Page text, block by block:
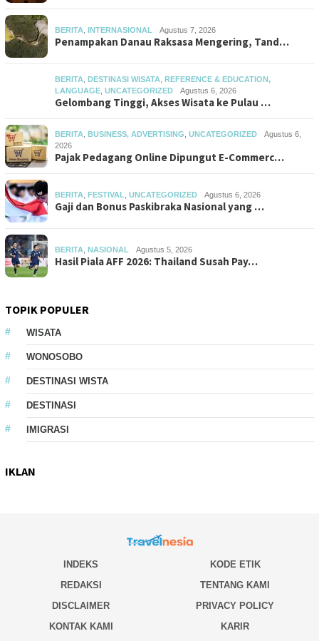
BERITA INTERNASIONAL Agustus 7, 2026
Penampakan Danau Raksasa Mengering, Tand…
BERITA DESTINASI WISATA REFERENCE & EDUCATION,
LANGUAGE UNCATEGORIZED Agustus 6, 2026
Gelombang Tinggi, Akses Wisata ke Pulau …
BERITA BUSINESS, ADVERTISING UNCATEGORIZED
Agustus 6,
2026
Pajak Pedagang Online Dipungut E-Commerc…
BERITA FESTIVAL UNCATEGORIZED Agustus 6, 2026
Gaji dan Bonus Paskibraka Nasional yang …
BERITA NASIONAL Agustus 5, 2026
Hasil Piala AFF 2026: Thailand Susah Pay…
TOPIK POPULER
WISATA
WONOSOBO
DESTINASI WISTA
DESTINASI
IMIGRASI
IKLAN
INDEKS
KODE ETIK
REDAKSI
TENTANG KAMI
DISCLAIMER
PRIVACY POLICY
KONTAK KAMI
KARIR